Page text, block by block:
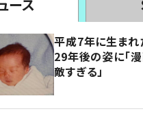
ース
平成7年に生ま
29年後の姿に「漫
敵すぎる」